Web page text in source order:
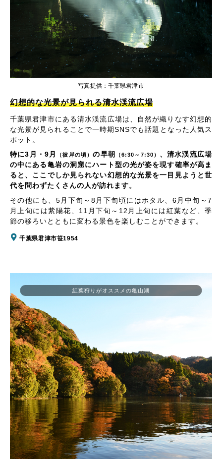
写真提供：千葉県君津市
幻想的な光景が見られる清水渓流広場
千葉県君津市にある清水渓流広場は、自然が織りなす幻想的
な光景が見られることで一時期SNSでも話題となった人気ス
ポット。
特に3月・9月
（彼岸の頃）の早朝 （6:30～7:30） 、清水渓流広場
の中にある亀岩の洞窟にハート型の光が姿を現す確率が高ま
ると、ここでしか見られない幻想的な光景を一目見ようと世
代を問わずたくさんの人が訪れます。
その他にも、5月下旬～8月下旬頃にはホタル、6月中旬～7
月上旬には紫陽花、11月下旬～12月上旬には紅葉など、季
節の移ろいとともに変わる景色を楽しむことができます。
千葉県君津市笹1954
紅葉狩りがオススメの亀山湖